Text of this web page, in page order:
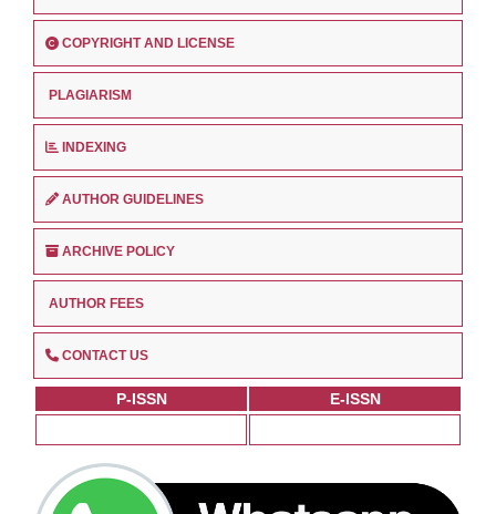
COPYRIGHT AND LICENSE
PLAGIARISM
INDEXING
AUTHOR GUIDELINES
ARCHIVE POLICY
AUTHOR FEES
CONTACT US
P-ISSN E-ISSN